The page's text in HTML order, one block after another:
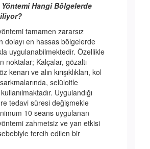
Hangi Bölgelerde
tamamen zararsız
dolayı en hassas bölgelerde
uygulanabilmektedir. Özellikle
noktalar; Kalçalar, gözaltı
kenarı ve alın kırışıklıkları, kol
selüloitle
Uygulandığı
tedavi süresi değişmekle
10 seans uygulanan
zahmetsiz ve yan etkisi
tercih edilen bir